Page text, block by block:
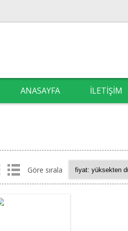
ANASAYFA İLETIŞIM
Göre sırala